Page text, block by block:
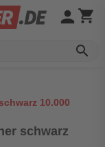
search
person shopping_cart
10.000
schwarz